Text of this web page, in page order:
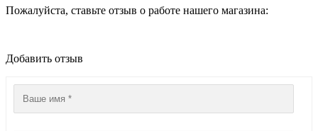
Пожалуйста, ставьте отзыв о работе нашего магазина:
Добавить отзыв